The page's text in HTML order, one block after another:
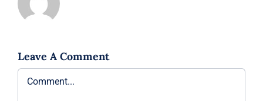
Leave A Comment
Comment